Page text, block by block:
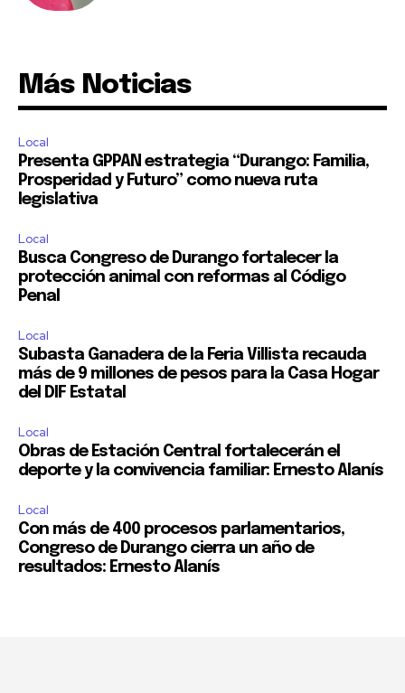
Más Noticias
Local
Presenta GPPAN estrategia “Durango: Familia,
Prosperidad y Futuro” como nueva ruta
legislativa
Local
Busca Congreso de Durango fortalecer la
protección animal con reformas al Código
Penal
Local
Subasta Ganadera de la Feria Villista recauda
más de 9 millones de pesos para la Casa Hogar
del DIF Estatal
Local
Obras de Estación Central fortalecerán el
deporte y la convivencia familiar: Ernesto Alanís
Local
Con más de 400 procesos parlamentarios,
Congreso de Durango cierra un año de
resultados: Ernesto Alanís